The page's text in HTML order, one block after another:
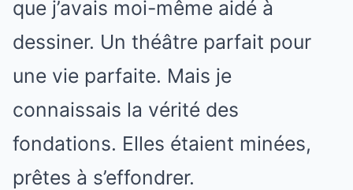
que j’avais moi-même aidé à
dessiner. Un théâtre parfait pour
une vie parfaite. Mais je
connaissais la vérité des
fondations. Elles étaient minées,
prêtes à s’effondrer.